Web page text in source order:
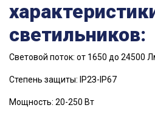
светильников:
Световой поток: от 1650 до 24500
Степень защиты: IP2З- IP67
Мощность: 20-250 Вт